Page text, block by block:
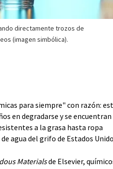
directamente trozos de
(imagen simbólica).
para siempre" con razón:
en degradarse y se encuentran
a la grasa hasta ropa
agua del grifo de Estados
Materialsde Elsevier,